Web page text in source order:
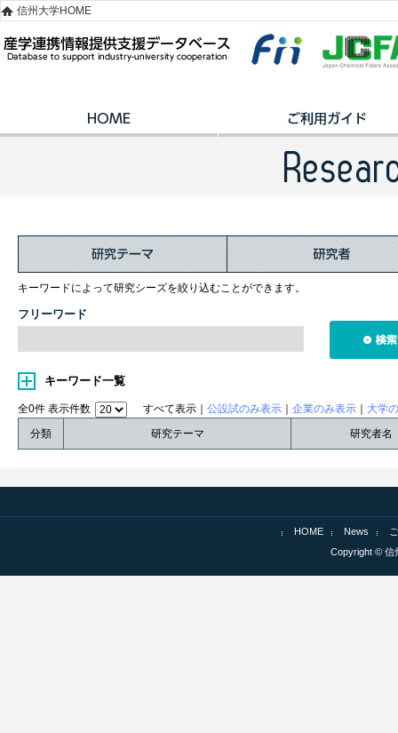
信州大学HOME
キーワードによって研究シーズを絞り込むことができます。
フリーワード
キーワード一覧
全0件 表示件数 すべて表示｜ 公設試のみ表示 企業のみ表示
大学
分類
研究テーマ 研究者名
HOME News
Copyright © 信